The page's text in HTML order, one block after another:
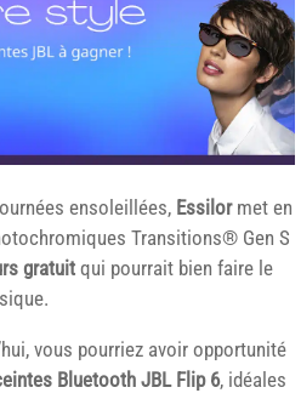
ensoleillées, Essilormet en
Transitions® Gen S
gratuit qui pourrait bien faire le
vous pourriez avoir opportunité
Bluetooth JBL Flip 6, idéales